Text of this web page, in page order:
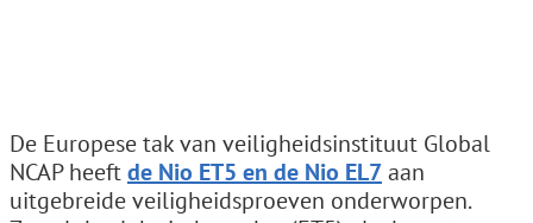
De Europese tak van veiligheidsinstituut Global
NCAP heeftde Nio ET5 en de Nio EL7aan
uitgebreide veiligheidsproeven onderworpen.